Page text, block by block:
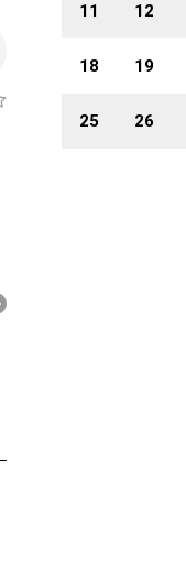
11 12
18 19
25 26